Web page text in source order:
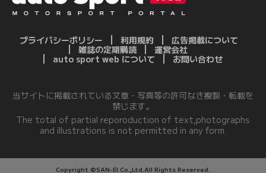
プライバシーポリシー 利用規約
広告掲載について
雑誌の定期購読
運営会社
auto sport web について
お問い合わせ
当サイトに掲載されている文章・写真等の許可なき複製・転載を
禁じます。
The total of partial reporoduction of text,photographs
and illustrations is not permitted in any form.
Copyright ©SAN-EI Co.,Ltd.All Rights Reserved.